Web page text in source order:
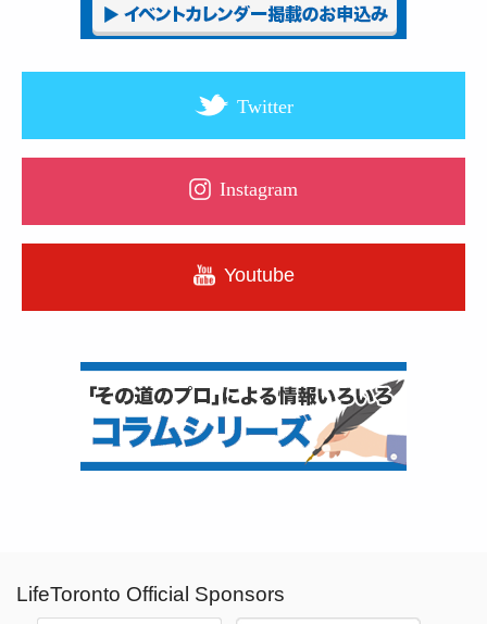
Twitter
Instagram
Youtube
LifeToronto Official Sponsors